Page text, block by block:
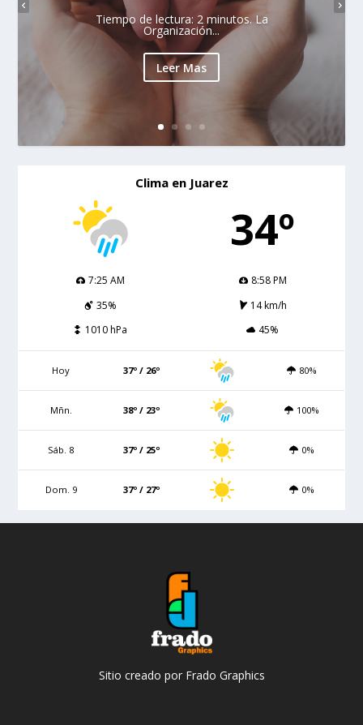
Tiempo de lectura: 2 minutos. La
Organización...
Leer Mas
Clima en Juarez
34º
7:25 AM
8:58 PM
35%
14 km/h
1010 hPa
45%
Hoy 37º / 26º 80%
Mñn. 38º / 23º 100%
Sáb. 8 37º / 25º 0%
Dom. 9 37º / 27º 0%
Sitio creado por Frado Graphics